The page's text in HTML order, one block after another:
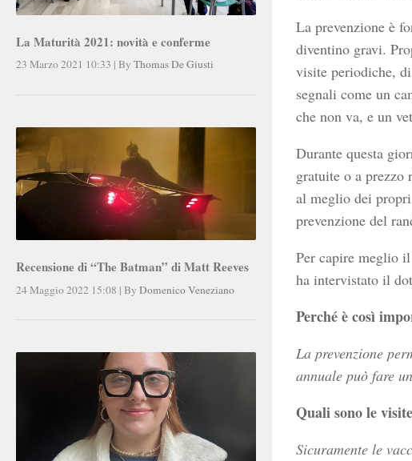
La prevenzione è
diventino gravi.
visite periodiche,
segnali come un
che non va, e un
Durante questa
gratuite o a prezzo
al meglio dei
prevenzione del
Per capire meglio
ha intervistato il
Perché è così
La prevenzione
annuale può fare
Quali sono le
Sicuramente le
La Maturità 2021: novità e conferme
23 Marzo 2021 10:33 | By Thomas De Giusti
Recensione di “The Batman” di Matt Reeves
24 Maggio 2022 15:08 | By Domenico Veneziano